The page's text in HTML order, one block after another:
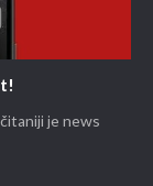
je news